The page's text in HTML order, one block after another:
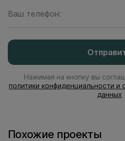
Ваш телефон:
Нажимая на кнопку вы
политики конфиденциальности и
данных
Похожие проекты